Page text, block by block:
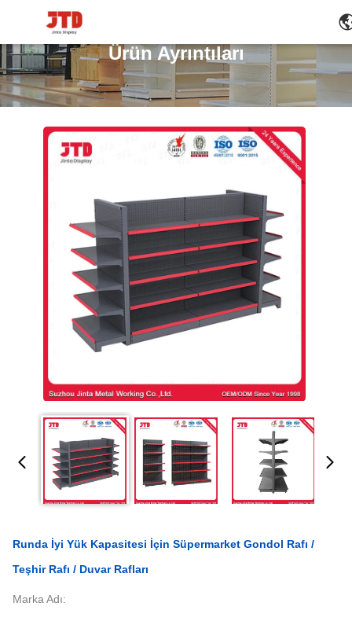
Ürün Ayrıntıları
Runda İyi Yük Kapasitesi İçin Süpermarket Gondol Rafı /
Teşhir Rafı / Duvar Rafları
Marka Adı: